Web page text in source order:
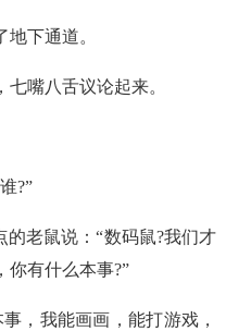
下通道。
嘴八舌议论起来。
?”
老鼠说：“数码鼠?我们才
你有什么本事?”
，我能画画，能打游戏，